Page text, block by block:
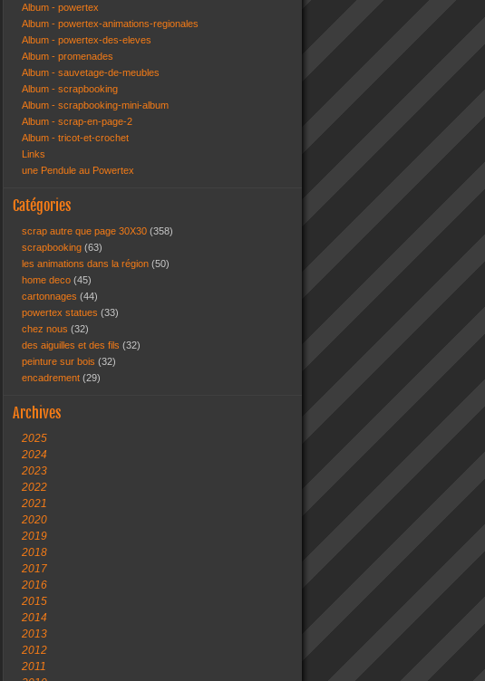
Album - powertex
Album - powertex-animations-regionales
Album - powertex-des-eleves
Album - promenades
Album - sauvetage-de-meubles
Album - scrapbooking
Album - scrapbooking-mini-album
Album - scrap-en-page-2
Album - tricot-et-crochet
Links
une Pendule au Powertex
Catégories
scrap autre que page 30X30 (358)
scrapbooking (63)
les animations dans la région (50)
home deco (45)
cartonnages (44)
powertex statues (33)
chez nous (32)
des aiguilles et des fils (32)
peinture sur bois (32)
encadrement (29)
Archives
2025
2024
2023
2022
2021
2020
2019
2018
2017
2016
2015
2014
2013
2012
2011